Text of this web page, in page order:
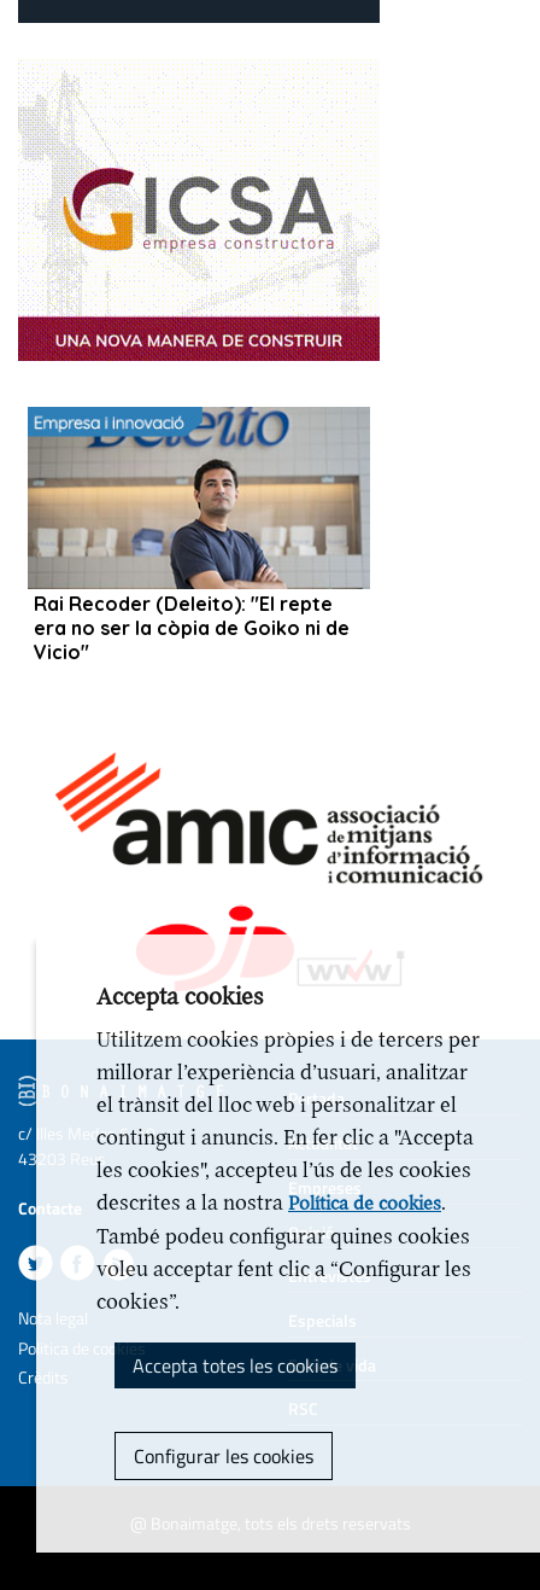
Portada
Actualitat
Empreses
Opinió
Entrevistes
Especials
Estil de vida
RSC
c/ Illes Medes 6-10
43203 Reus
Contacte
Nota legal
Politica de cookies
Crèdits
@ Bonaimatge, tots els drets reservats
Accepta cookies
Utilitzem cookies pròpies i de tercers per
millorar l’experiència d’usuari, analitzar
el trànsit del lloc web i personalitzar el
contingut i anuncis. En fer clic a "Accepta
les cookies", accepteu l’ús de les cookies
descrites a la nostra Política de cookies.
També podeu configurar quines cookies
voleu acceptar fent clic a “Configurar les
cookies”.
Accepta totes les cookies
Configurar les cookies